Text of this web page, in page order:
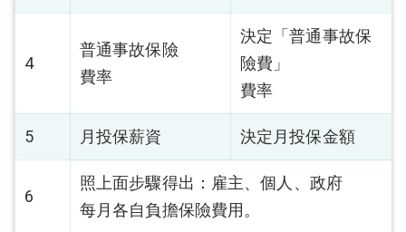
4
普通事故保險
費率
決定「普通事故保
險費」
費率
5 月投保薪資 決定月投保金額
6
照上面步驟得出：雇主、個人、政府
每月各自負擔保險費用。